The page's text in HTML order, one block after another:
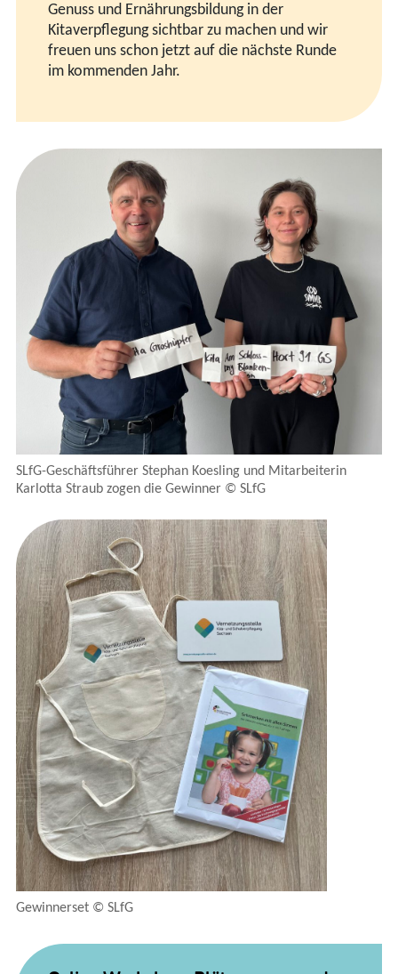
Genuss und Ernährungsbildung in der
Kitaverpflegung sichtbar zu machen und wir
freuen uns schon jetzt auf die nächste Runde
im kommenden Jahr.
SLfG-Geschäftsführer Stephan Koesling und Mitarbeiterin
Karlotta Straub zogen die Gewinner © SLfG
Gewinnerset © SLfG